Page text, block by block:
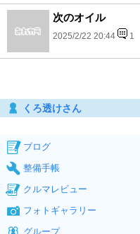
次のオイル
2025/2/22 20:44 1
くろ透けさん
ブログ
整備手帳
クルマレビュー
フォトギャラリー
グループ